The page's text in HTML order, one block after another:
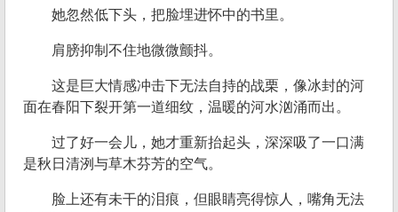
她忽然低下头，把脸埋进怀中的书里。
肩膀抑制不住地微微颤抖。
这是巨大情感冲击下无法自持的战栗，像冰封的河
面在春阳下裂开第一道细纹，温暖的河水汹涌而出。
过了好一会儿，她才重新抬起头，深深吸了一口满
是秋日清洌与草木芬芳的空气。
脸上还有未干的泪痕，但眼睛亮得惊人，嘴角无法